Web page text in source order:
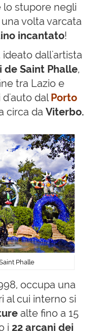
lo stupore negli
volta varcata
incantato!
ideato dall'artista
de Saint Phalle,
tra Lazio e
d'auto dalPorto
circa da Viterbo.
Phalle
occupa una
al cui interno si
alte fino a 15
i 22 arcani dei